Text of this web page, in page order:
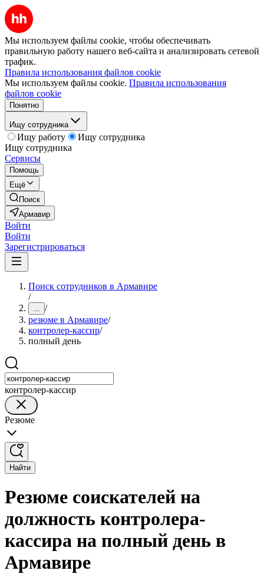
Мы используем файлы cookie, чтобы обеспечивать
правильную работу нашего веб-сайта и анализировать сетевой
трафик.
Правила использования файлов cookie
Мы используем файлы cookie. Правила использования
файлов cookie
Понятно
Ищу сотрудника
Ищу работу
Ищу сотрудника
Ищу сотрудника
Сервисы
Помощь
Ещё
Поиск
Армавир
Войти
Войти
Зарегистрироваться
Поиск сотрудников в Армавире
/
... /
резюме в Армавире/
контролер-кассир/
полный день
контролер-кассир
Резюме
Найти
Резюме соискателей на
должность контролера-
кассира на полный день в
Армавире